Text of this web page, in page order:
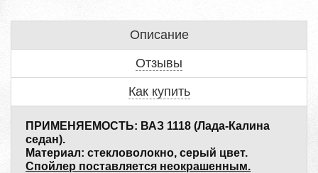
Описание
Отзывы
Как купить
ПРИМЕНЯЕМОСТЬ: ВАЗ 1118 (Лада-Калина
седан).
Материал: стекловолокно, серый цвет.
Спойлер поставляется неокрашенным.